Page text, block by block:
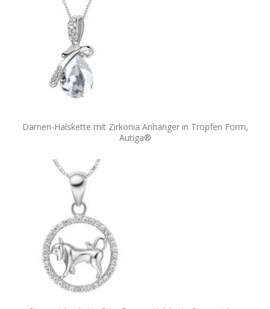
Damen-Halskette mit Zirkonia Anhänger in Tropfen Form,
Autiga®